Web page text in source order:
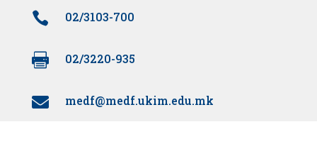
 02/3103-700
 02/3220-935
 medf@medf.ukim.edu.mk